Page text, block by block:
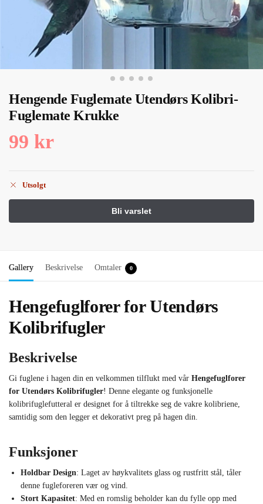
Hengende Fuglemate Utendørs Kolibri-
Fuglemate Krukke
99 kr
Utsolgt
Gallery Beskrivelse Omtaler 0
Hengefuglforer for Utendørs
Kolibrifugler
Beskrivelse
Gi fuglene i hagen din en velkommen tilflukt med vår Hengefuglforer
for Utendørs Kolibrifugler! Denne elegante og funksjonelle
kolibrifuglefutteral er designet for å tiltrekke seg de vakre kolibriene,
samtidig som den legger et dekorativt preg på hagen din.
Funksjoner
Holdbar Design: Laget av høykvalitets glass og rustfritt stål, tåler
denne fugleforeren vær og vind.
Stort Kapasitet: Med en romslig beholder kan du fylle opp med